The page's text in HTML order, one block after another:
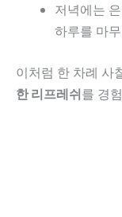
저녁에는
하루를 마
이처럼 한 차례 사
한 리프레쉬를 경